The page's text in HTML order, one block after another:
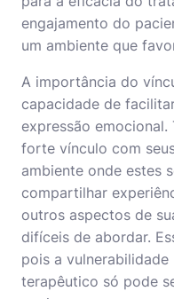
engajamento do
um ambiente que
A importância do
capacidade de
expressão
forte vínculo com
ambiente onde estes
compartilhar
outros aspectos de
difíceis de abordar.
pois a
terapêutico só pode